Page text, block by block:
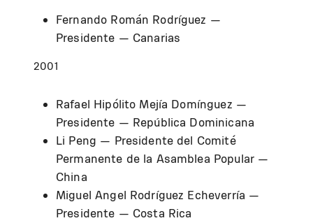
Fernando Román Rodríguez —
Presidente — Canarias
2001
Rafael Hipólito Mejía Domínguez —
Presidente — República Dominicana
Li Peng — Presidente del Comité
Permanente de la Asamblea Popular —
China
Miguel Angel Rodríguez Echeverría —
Presidente — Costa Rica